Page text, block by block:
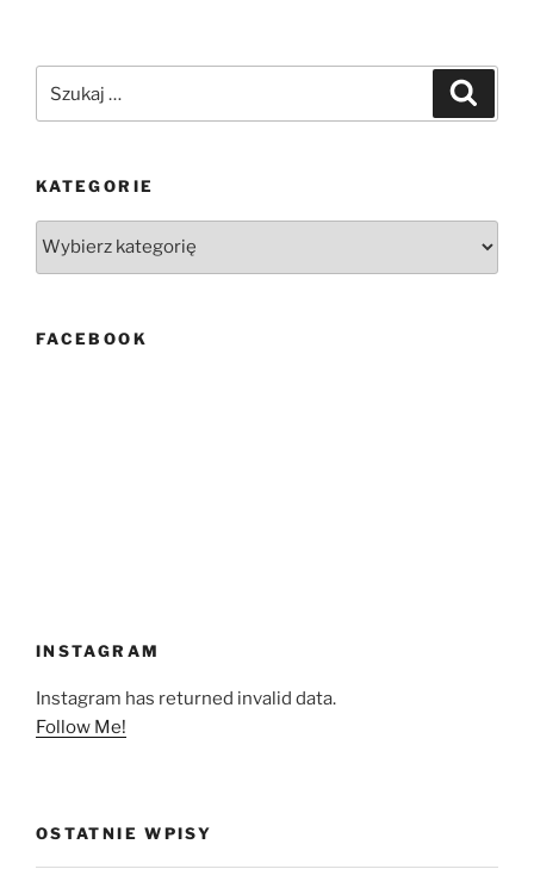
KATEGORIE
FACEBOOK
INSTAGRAM
Instagram has returned invalid data.
Follow Me!
OSTATNIE WPISY